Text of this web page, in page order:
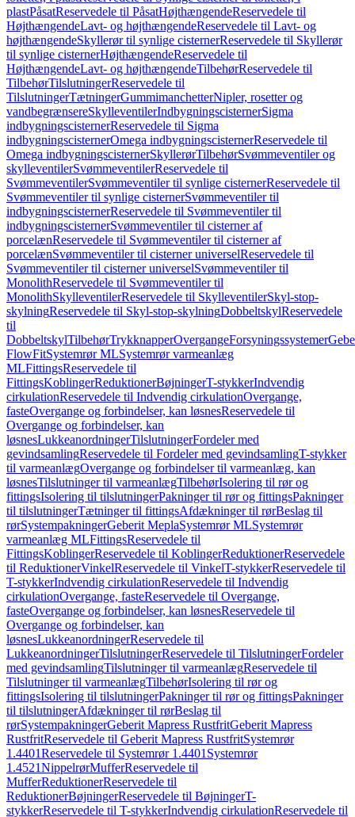
plastPåsatReservedele til PåsatHøjthængendeReservedele til
HøjthængendeLavt- og højthængendeReservedele til Lavt- og
højthængendeSkyllerør til synlige cisternerReservedele til Skyllerør
til synlige cisternerHøjthængendeReservedele til
HøjthængendeLavt- og højthængendeTilbehørReservedele til
TilbehørTilslutningerReservedele til
TilslutningerTætningerGummimanchetterNipler, rosetter og
vandbegrænsereSkylleventilerIndbygningscisternerSigma
indbygningscisternerReservedele til Sigma
indbygningscisternerOmega indbygningscisternerReservedele til
Omega indbygningscisternerSkyllerørTilbehørSvømmeventiler og
skylleventilerSvømmeventilerReservedele til
SvømmeventilerSvømmeventiler til synlige cisternerReservedele til
Svømmeventiler til synlige cisternerSvømmeventiler til
indbygningscisternerReservedele til Svømmeventiler til
indbygningscisternerSvømmeventiler til cisterner af
porcelænReservedele til Svømmeventiler til cisterner af
porcelænSvømmeventiler til cisterner universelReservedele til
Svømmeventiler til cisterner universelSvømmeventiler til
MonolithReservedele til Svømmeventiler til
MonolithSkylleventilerReservedele til SkylleventilerSkyl-stop-
skylningReservedele til Skyl-stop-skylningDobbeltskylReservedele
til
DobbeltskylTilbehørTrykknapperOvergangeForsyningssystemer
FlowFitSystemrør MLSystemrør varmeanlæg
MLFittingsReservedele til
FittingsKoblingerReduktionerBøjningerT-stykkerIndvendig
cirkulationReservedele til Indvendig cirkulationOvergange,
fasteOvergange og forbindelser, kan løsnesReservedele til
Overgange og forbindelser, kan
løsnesLukkeanordningerTilslutningerFordeler med
gevindsamlingReservedele til Fordeler med gevindsamlingT-stykker
til varmeanlægOvergange og forbindelser til varmeanlæg, kan
løsnesTilslutninger til varmeanlægTilbehørIsolering til rør og
fittingsIsolering til tilslutningerPakninger til rør og fittingsPakninger
til tilslutningerTætninger til fittingsAfdækninger til rørBeslag til
rørSystempakningerGeberit MeplaSystemrør MLSystemrør
varmeanlæg MLFittingsReservedele til
FittingsKoblingerReservedele til KoblingerReduktionerReservedele
til ReduktionerVinkelReservedele til VinkelT-stykkerReservedele til
T-stykkerIndvendig cirkulationReservedele til Indvendig
cirkulationOvergange, fasteReservedele til Overgange,
fasteOvergange og forbindelser, kan løsnesReservedele til
Overgange og forbindelser, kan
løsnesLukkeanordningerReservedele til
LukkeanordningerTilslutningerReservedele til TilslutningerFordeler
med gevindsamlingTilslutninger til varmeanlægReservedele til
Tilslutninger til varmeanlægTilbehørIsolering til rør og
fittingsIsolering til tilslutningerPakninger til rør og fittingsPakninger
til tilslutningerAfdækninger til rørBeslag til
rørSystempakningerGeberit Mapress RustfritGeberit Mapress
RustfritReservedele til Geberit Mapress RustfritSystemrør
1.4401Reservedele til Systemrør 1.4401 Systemrør
1.4521NippelrørMufferReservedele til
MufferReduktionerReservedele til
ReduktionerBøjningerReservedele til BøjningerT-
stykkerReservedele til T-stykkerIndvendig cirkulationReservedele til